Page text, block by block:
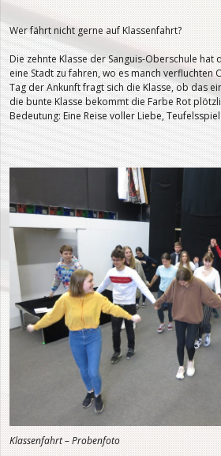
Wer fährt nicht gerne auf Klassenfahrt?
Die zehnte Klasse der Sanguis-Oberschule hat
eine Stadt zu fahren, wo es manch verfluchten
Tag der Ankunft fragt sich die Klasse, ob das
die bunte Klasse bekommt die Farbe Rot
Bedeutung: Eine Reise voller Liebe,
Klassenfahrt – Probenfoto